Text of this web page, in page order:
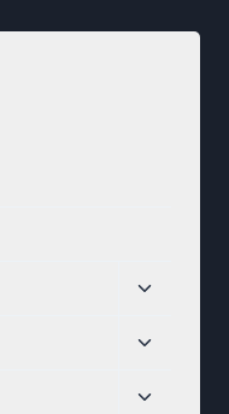
Toggle
menu
Toggle
menu
Toggle